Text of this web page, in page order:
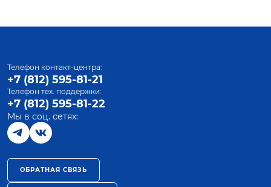
Телефон контакт-центра:
+7 (812) 595-81-21
Телефон тех. поддержки:
+7 (812) 595-81-22
Мы в соц. сетях:
ОБРАТНАЯ СВЯЗЬ